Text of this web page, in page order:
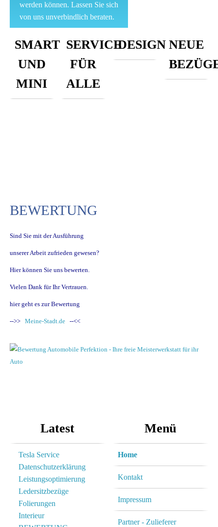
werden können. Lassen Sie sich
von uns unverbindlich beraten.
TUNING und DESIGN
Ab sofort sind unsere neuen
Plug and Play
Motorsportturbolader für den
Dienstleistungen rund um Ihren
Wir versuchen immer für Sie als
arbeiten und dies auch zu einem
angemessenem Preis zu
SMART
UND
MINI
SERVICE
FÜR
ALLE
DESIGN NEUE
BEWERTUNG
Sind Sie mit der Ausführung
unserer Arbeit zufrieden gewesen?
Hier können Sie uns bewerten.
Vielen Dank für Ihr Vertrauen.
hier geht es zur Bewertung
-->> Meine-Stadt.de --<<
Latest
Tesla Service
Datenschutzerklärung
Leistungsoptimierung
Ledersitzbezüge
Folierungen
Interieur
Menü
Home
Kontakt
Impressum
Partner - Zulieferer